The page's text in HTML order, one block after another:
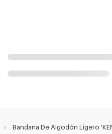
Bandana De Algodón Ligero